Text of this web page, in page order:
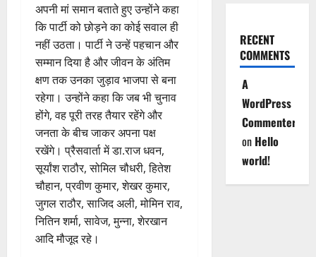
अपनी मां समान बताते हुए उन्होंने कहा
कि पार्टी को छोड़ने का कोई सवाल ही
नहीं उठता। पार्टी ने उन्हें पहचान और
सम्मान दिया है और जीवन के अंतिम
क्षण तक उनका जुड़ाव भाजपा से बना
रहेगा। उन्होंने कहा कि जब भी चुनाव
होंगे, वह पूरी तरह तैयार रहेंगे और
जनता के बीच जाकर अपना पक्ष
रखेंगे। प्रैसवार्ता में डा.राज धवन,
सूर्यांश राठौर, सोमिल चौधरी, हितेश
चौहान, प्रवीण कुमार, शेखर कुमार,
जुगल राठौर, साजिद अली, मोमिन राव,
नितिन शर्मा, सावेज, मुन्ना, शेरखान
आदि मौजूद रहे।
RECENT
COMMENTS
A
WordPress
Commenter
on Hello
world!